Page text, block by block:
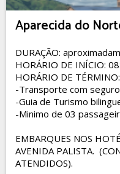
Aparecida do
DURAÇÃO:
HORÁRIO DE INÍCIO:
HORÁRIO DE
-Transporte com
-Guia de Turismo
-Minimo de 03
EMBARQUES NOS
AVENIDA PALISTA.
ATENDIDOS).